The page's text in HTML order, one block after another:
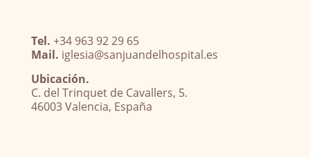
Tel. +34 963 92 29 65
Mail. iglesia@sanjuandelhospital.es
Ubicación.
C. del Trinquet de Cavallers, 5.
46003 Valencia, España